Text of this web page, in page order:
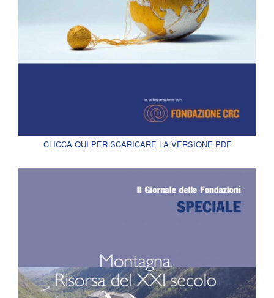
CLICCA QUI PER SCARICARE LA VERSIONE PDF